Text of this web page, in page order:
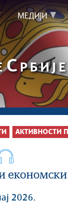
МЕДИЈИ
С РБИЈЕ
АКТИВНОСТИ
економски
2026.